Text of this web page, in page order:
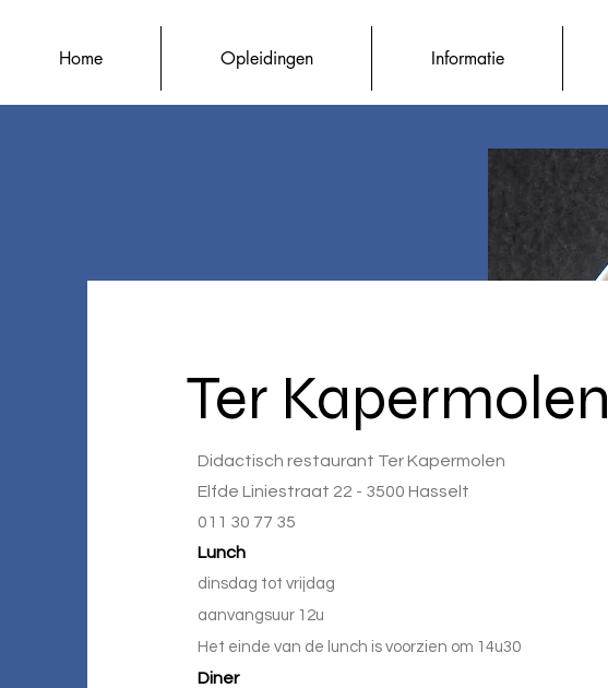
Home Opleidingen Informatie
Ter Kapermolen
Didactisch restaurant Ter Kapermolen
Elfde Liniestraat 22 - 3500 Hasselt
011 30 77 35
Lunch
dinsdag tot vrijd ag
aanvangsuur 12u
Het einde van de lunch is voorzien om 14u30
Diner